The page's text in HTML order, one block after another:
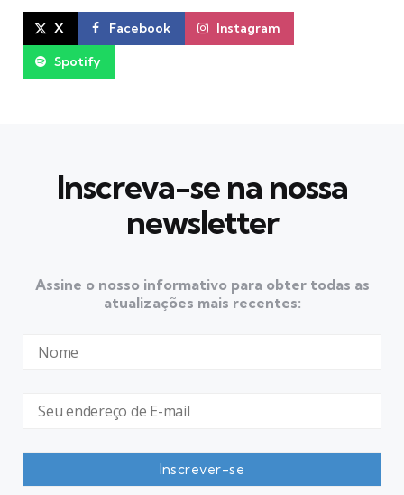
X Facebook Instagram
Spotify
Inscreva-se na nossa
newsletter
Assine o nosso informativo para obter todas as
atualizações mais recentes: